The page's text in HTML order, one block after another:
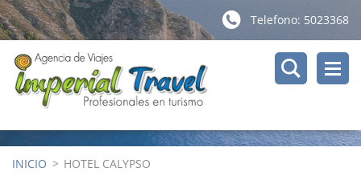
Telefono: 5023368
INICIO > HOTEL CALYPSO